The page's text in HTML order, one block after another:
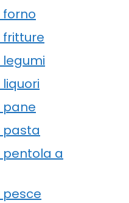
forno
fritture
legumi
pane
pasta
pentola a
pesce